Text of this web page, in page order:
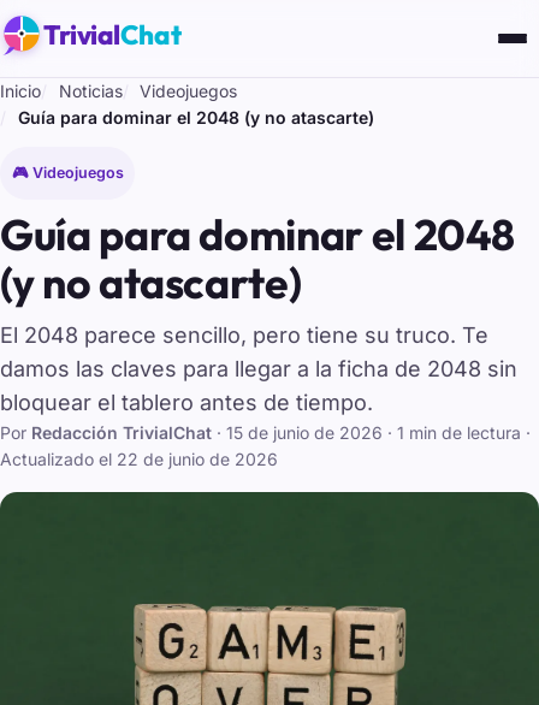
TrivialChat
Inicio Noticias
Videojuegos
Guía para dominar el 2048 (y no atascarte)
🎮 Videojuegos
Guía para dominar el 2048
(y no atascarte)
El 2048 parece sencillo, pero tiene su truco. Te
damos las claves para llegar a la ficha de 2048 sin
bloquear el tablero antes de tiempo.
Por Redacción TrivialChat · 15 de junio de 2026 · 1 min de lectura ·
Actualizado el 22 de junio de 2026